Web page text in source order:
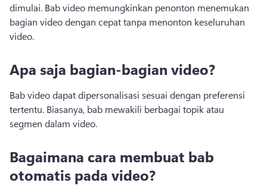
dimulai. Bab video memungkinkan penonton menemukan
bagian video dengan cepat tanpa menonton keseluruhan
video.
Apa saja bagian-bagian video?
Bab video dapat dipersonalisasi sesuai dengan preferensi
tertentu. Biasanya, bab mewakili berbagai topik atau
segmen dalam video.
Bagaimana cara membuat bab
otomatis pada video?